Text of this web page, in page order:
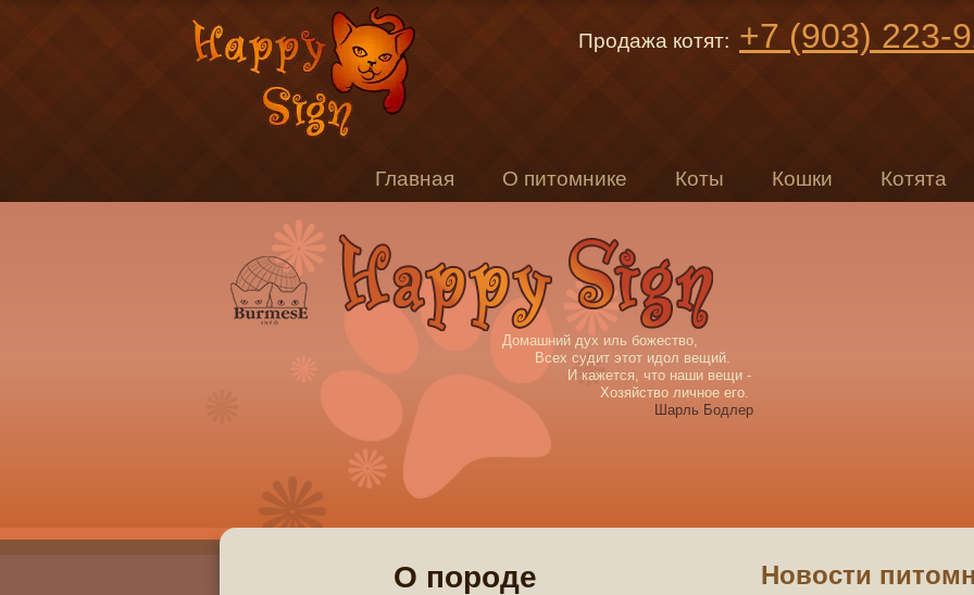
Продажа котят: +7 (903) 223-
Главная О питомнике Коты Кошки Котята
Домашний дух иль божество,
Всех судит этот идол вещий.
И кажется, что наши вещи -
Хозяйство личное его.
Шарль Бодлер
О породе Новости